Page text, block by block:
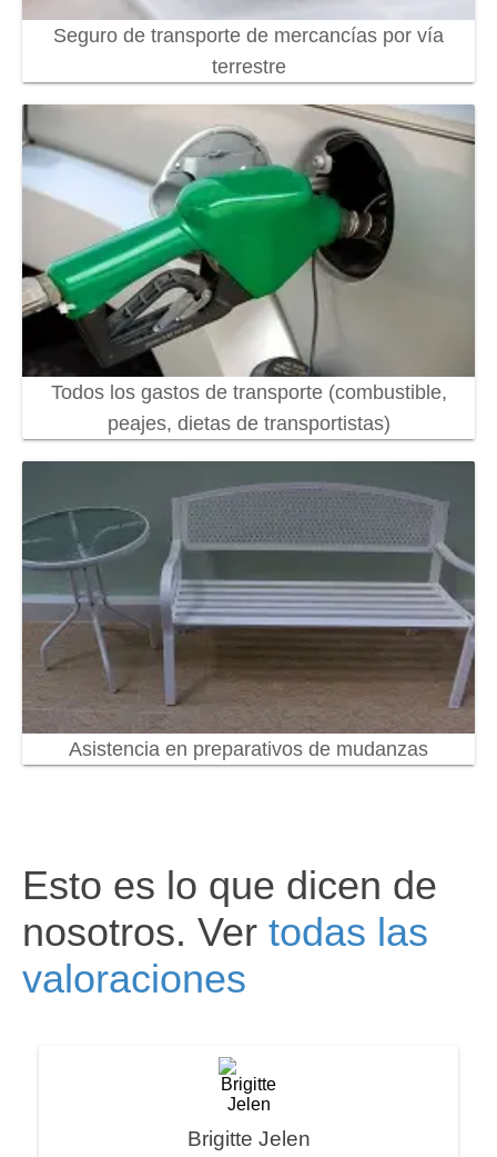
Seguro de transporte de mercancías por vía
terrestre
Todos los gastos de transporte (combustible,
peajes, dietas de transportistas)
Asistencia en preparativos de mudanzas
Esto es lo que dicen de
nosotros. Ver todas las
valoraciones
Brigitte Jelen